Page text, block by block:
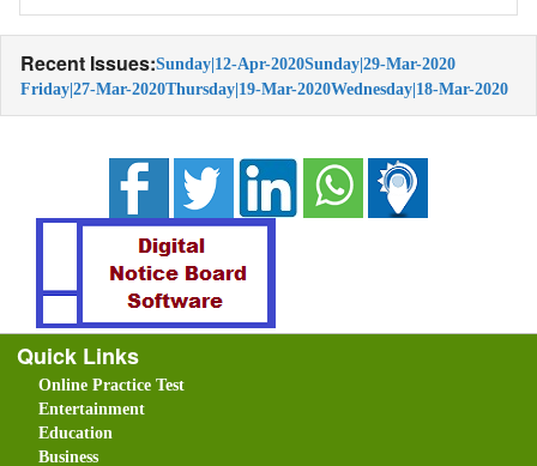
Recent Issues:Sunday|12-Apr-2020Sunday|29-Mar-2020
Friday|27-Mar-2020Thursday|19-Mar-2020Wednesday|18-Mar-2020
Quick Links
Online Practice Test
Entertainment
Education
Business